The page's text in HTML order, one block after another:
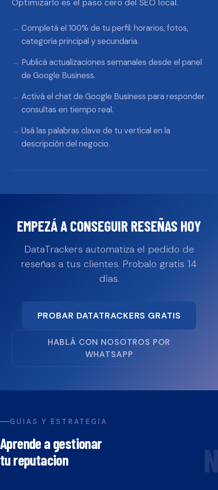
Optimizarlo es el paso cero del SEO local.
Completá el 100% de tu perfil: horarios, fotos,
categoría principal y secundaria.
Publicá actualizaciones semanales desde el panel
de Google Business.
Activá el chat de Google Business para responder
consultas en tiempo real.
Usá las palabras clave de tu vertical en la
descripción del negocio.
EMPEZÁ A CONSEGUIR RESEÑAS HOY
DataTrackers automatiza el pedido de
reseñas a tus clientes. Probalo gratis 14
días.
PROBAR DATATRACKERS GRATIS
HABLÁ CON NOSOTROS POR
WHATSAPP
GUIAS Y ESTRATEGIA
Aprende a gestionar
tu reputacion
N